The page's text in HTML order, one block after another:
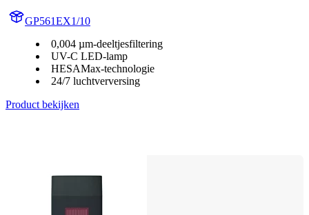
GP561EX1/10
0,004 µm-deeltjesfiltering
UV-C LED-lamp
HESAMax-technologie
24/7 luchtverversing
Product bekijken